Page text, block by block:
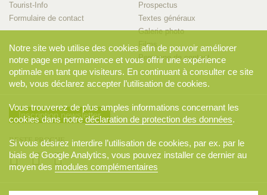
Tourist-Info
Formulaire de contact
Prospectus
Textes généraux
Galerie photo
Films
Personne de contact
Inscription newsletter
RESTE PROCHE
Notre site web utilise des cookies afin de pouvoir améliorer
notre page en permanence et vous offrir une expérience
optimale en tant que visiteurs. En continuant à consulter ce site
web, vous déclarez accepter l’utilisation de cookies.
Vous trouverez de plus amples informations concernant les
cookies dans notredéclaration de protection des données.
Si vous désirez interdire l’utilisation de cookies, par ex. par le
biais de Google Analytics, vous pouvez installer ce dernier au
moyen des modules complémentaires